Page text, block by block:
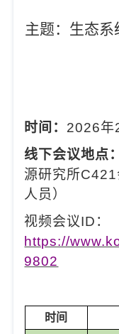
主题：生态
时间： 2026年
线下会议地点：
源研究所C421
人员）
视频会议ID：
https://
9802
时间